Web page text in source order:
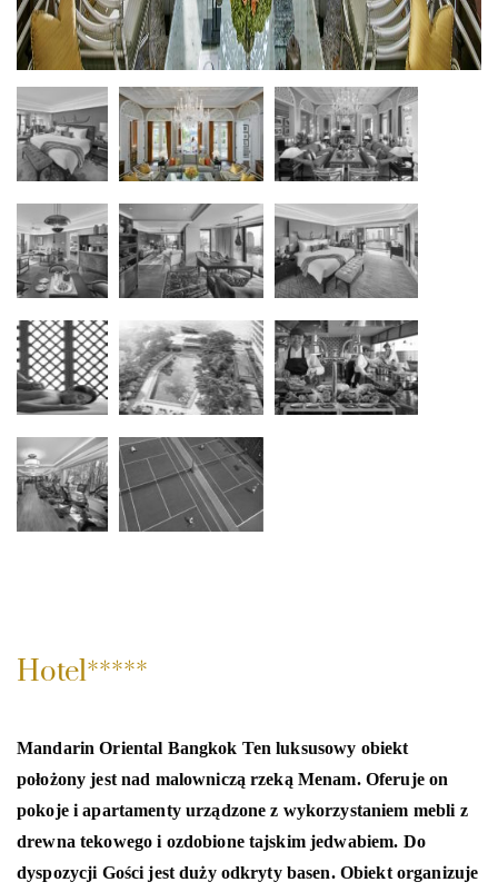
Hotel*****
Mandarin Oriental Bangkok Ten luksusowy obiekt
położony jest nad malowniczą rzeką Menam. Oferuje on
pokoje i apartamenty urządzone z wykorzystaniem mebli z
drewna tekowego i ozdobione tajskim jedwabiem. Do
dyspozycji Gości jest duży odkryty basen. Obiekt organizuje